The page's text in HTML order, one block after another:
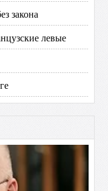
закона
левые